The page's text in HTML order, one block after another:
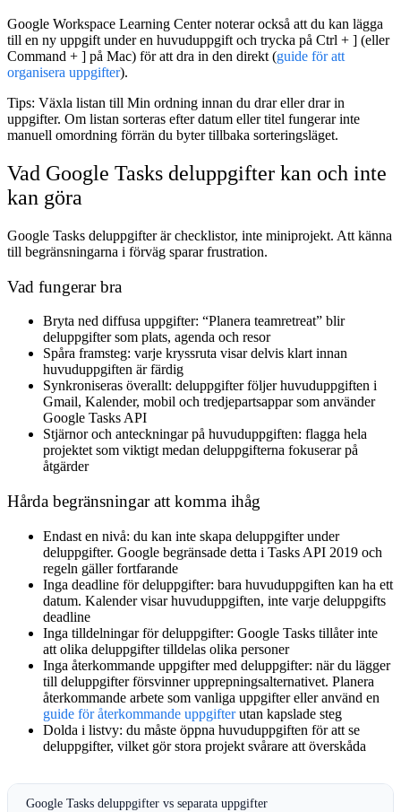
Google Workspace Learning Center noterar också att du kan lägga
till en ny uppgift under en huvuduppgift och trycka på Ctrl + ] (eller
Command + ] på Mac) för att dra in den direkt (guide för att
organisera uppgifter).
Tips: Växla listan till Min ordning innan du drar eller drar in
uppgifter. Om listan sorteras efter datum eller titel fungerar inte
manuell omordning förrän du byter tillbaka sorteringsläget.
Vad Google Tasks deluppgifter kan och inte
kan göra
Google Tasks deluppgifter är checklistor, inte miniprojekt. Att känna
till begränsningarna i förväg sparar frustration.
Vad fungerar bra
Bryta ned diffusa uppgifter: “Planera teamretreat” blir
deluppgifter som plats, agenda och resor
Spåra framsteg: varje kryssruta visar delvis klart innan
huvuduppgiften är färdig
Synkroniseras överallt: deluppgifter följer huvuduppgiften i
Gmail, Kalender, mobil och tredjepartsappar som använder
Google Tasks API
Stjärnor och anteckningar på huvuduppgiften: flagga hela
projektet som viktigt medan deluppgifterna fokuserar på
åtgärder
Hårda begränsningar att komma ihåg
Endast en nivå: du kan inte skapa deluppgifter under
deluppgifter. Google begränsade detta i Tasks API 2019 och
regeln gäller fortfarande
Inga deadline för deluppgifter: bara huvuduppgiften kan ha ett
datum. Kalender visar huvuduppgiften, inte varje deluppgifts
deadline
Inga tilldelningar för deluppgifter: Google Tasks tillåter inte
att olika deluppgifter tilldelas olika personer
Inga återkommande uppgifter med deluppgifter: när du lägger
till deluppgifter försvinner upprepningsalternativet. Planera
återkommande arbete som vanliga uppgifter eller använd en
guide för återkommande uppgifterutan kapslade steg
Dolda i listvy: du måste öppna huvuduppgiften för att se
deluppgifter, vilket gör stora projekt svårare att överskåda
Google Tasks deluppgifter vs separata uppgifter